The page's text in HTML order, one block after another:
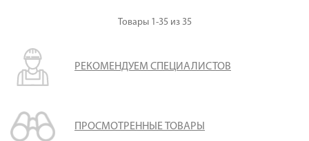
Товары 1-35 из 35
РЕКОМЕНДУЕМ СПЕЦИАЛИСТОВ
ПРОСМОТРЕННЫЕ ТОВАРЫ